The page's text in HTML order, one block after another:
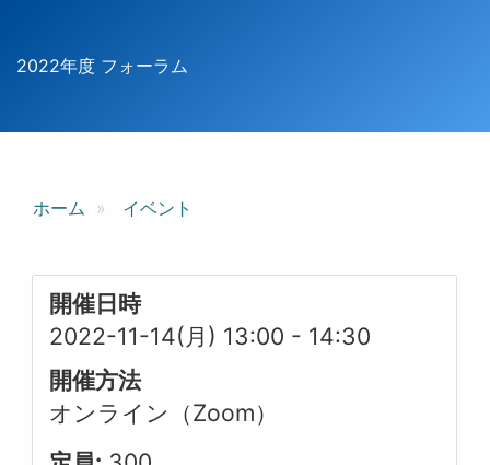
2022年度 フォーラム
ホーム イベント
開催日時
2022-11-14(月) 13:00 - 14:30
開催方法
オンライン（Zoom）